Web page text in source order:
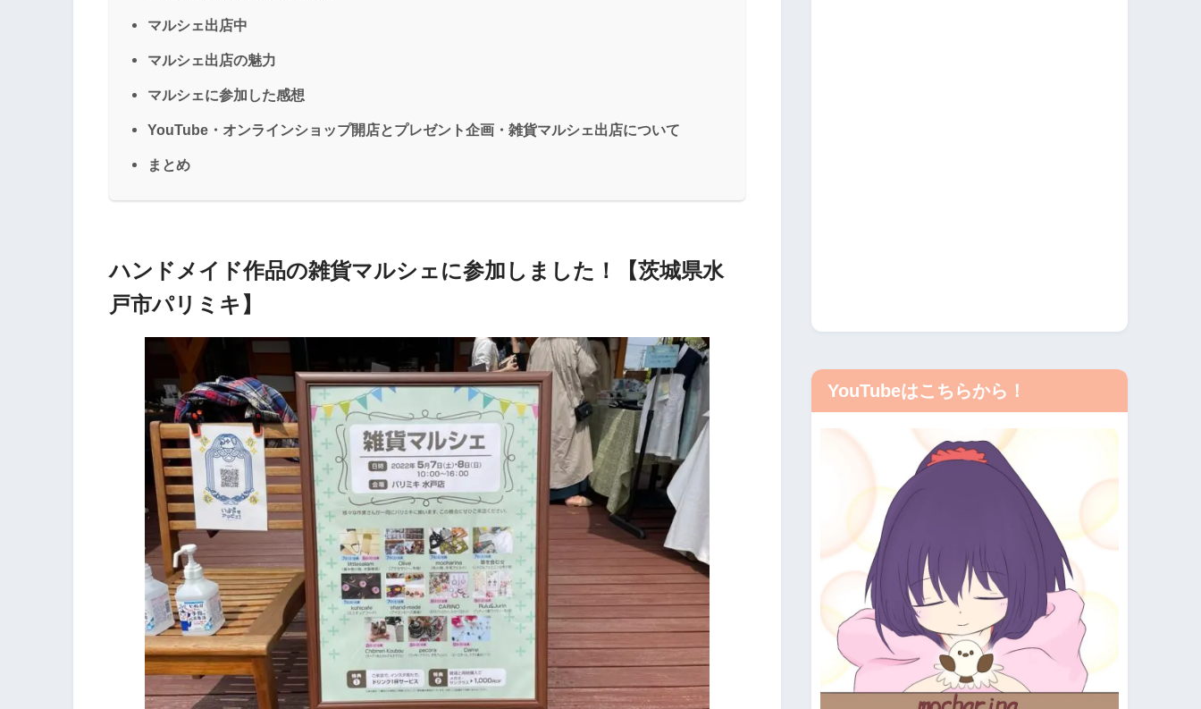
マルシェ出店中
マルシェ出店の魅力
マルシェに参加した感想
YouTube・オンラインショップ開店とプレゼント企画・雑貨マルシェ出店について
まとめ
ハンドメイド作品の雑貨マルシェに参加しました！【茨城県水
戸市パリミキ】
YouTubeはこちらから！